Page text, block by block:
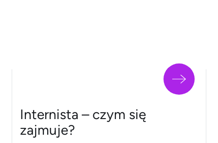
Internista – czym się
zajmuje?